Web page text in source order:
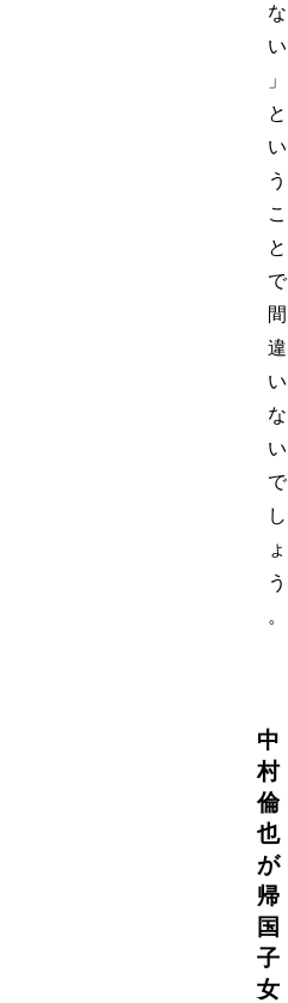
な
い
」
と
い
う
こ
と
で
間
違
い
な
い
で
し
ょ
う
。
中
村
倫
也
が
帰
国
子
女